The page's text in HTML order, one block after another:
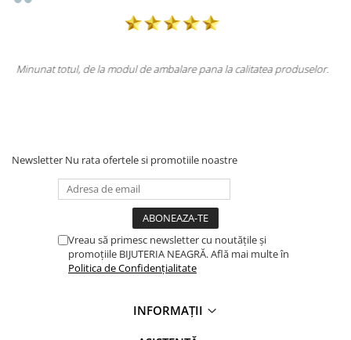
Totul la superlativ! Produsul, fix descrierea, ambalaj, livrare.
Newsletter Nu rata ofertele si promotiile noastre
Vreau să primesc newsletter cu noutățile și
promoțiile BIJUTERIA NEAGRĂ. Află mai multe în
Politica de Confidențialitate
INFORMAȚII